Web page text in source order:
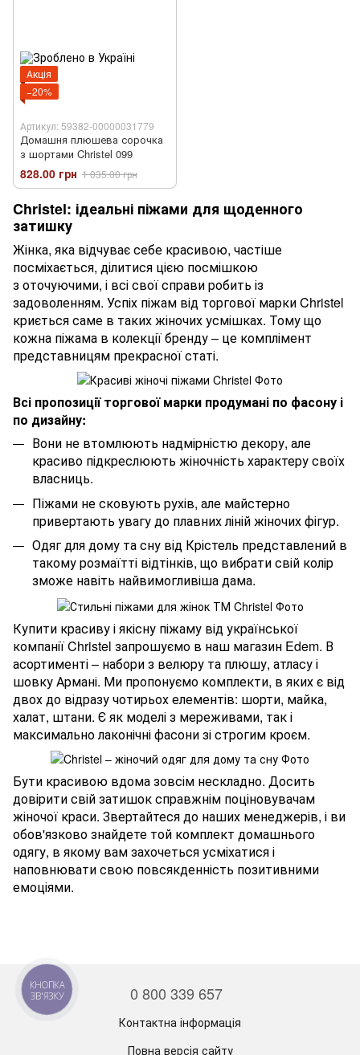
Акція
−20%
Артикул: 59382-00000031779
Домашня плюшева сорочка
з шортами Christel 099
828.00 грн 1 035.00 грн
Christel: ідеальні піжами для щоденного
затишку
Жінка, яка відчуває себе красивою, частіше
посміхається, ділитися цією посмішкою
з оточуючими, і всі свої справи робить із
задоволенням. Успіх піжам від торгової марки Christel
криється саме в таких жіночих усмішках. Тому що
кожна піжама в колекції бренду – це комплімент
представницям прекрасної статі.
Всі пропозиції торгової марки продумані по фасону і
по дизайну:
Вони не втомлюють надмірністю декору, але
красиво підкреслюють жіночність характеру своїх
власниць.
Піжами не сковують рухів, але майстерно
привертають увагу до плавних ліній жіночих фігур.
Одяг для дому та сну від Крістель представлений ​​в
такому розмаїтті відтінків, що вибрати свій колір
зможе навіть найвимогливіша дама.
Купити красиву і якісну піжаму від української
компанії Christel запрошуємо в наш магазин Edem. В
асортименті – набори з велюру та плюшу, атласу і
шовку Армані. Ми пропонуємо комплекти, в яких є від
двох до відразу чотирьох елементів: шорти, майка,
халат, штани. Є як моделі з мереживами, так і
максимально лаконічні фасони зі строгим кроєм.
Бути красивою вдома зовсім нескладно. Досить
довірити свій затишок справжнім поціновувачам
жіночої краси. Звертайтеся до наших менеджерів, і ви
обов'язково знайдете той комплект домашнього
одягу, в якому вам захочеться усміхатися і
наповнювати свою повсякденність позитивними
емоціями.
0 800 339 657
Контактна інформація
Повна версія сайту
КНОПКА
ЗВ'ЯЗКУ